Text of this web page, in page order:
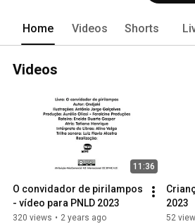
Home Videos Shorts
Videos
11:36
O convidador de pirilampos
- vídeo para PNLD 2023
320 views • 2 years ago
2023
52